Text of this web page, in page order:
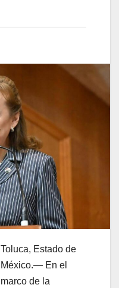
Toluca, Estado de
México.— En el
marco de la